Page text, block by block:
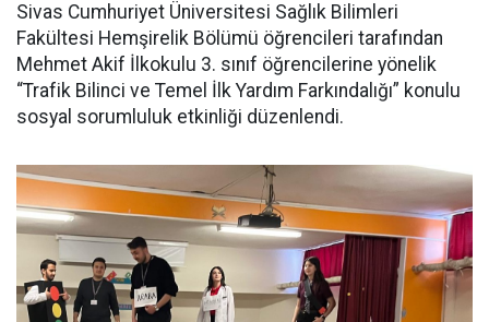
Sivas Cumhuriyet Üniversitesi Sağlık Bilimleri
Fakültesi Hemşirelik Bölümü öğrencileri tarafından
Mehmet Akif İlkokulu 3. sınıf öğrencilerine yönelik
“Trafik Bilinci ve Temel İlk Yardım Farkındalığı” konulu
sosyal sorumluluk etkinliği düzenlendi.